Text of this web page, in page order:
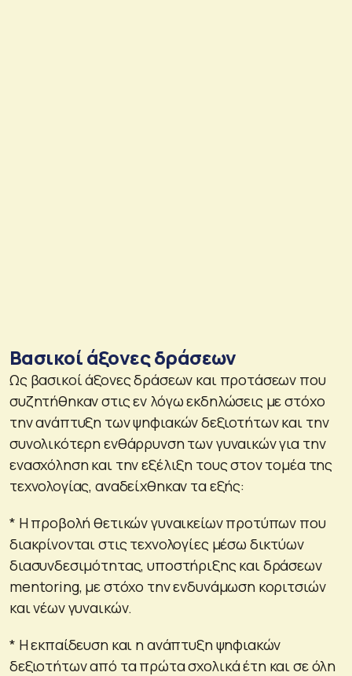
Βασικοί άξονες δράσεων
Ως βασικοί άξονες δράσεων και προτάσεων που
συζητήθηκαν στις εν λόγω εκδηλώσεις με στόχο
την ανάπτυξη των ψηφιακών δεξιοτήτων και την
συνολικότερη ενθάρρυνση των γυναικών για την
ενασχόληση και την εξέλιξη τους στον τομέα της
τεχνολογίας, αναδείχθηκαν τα εξής:
* H προβολή θετικών γυναικείων προτύπων που
διακρίνονται στις τεχνολογίες μέσω δικτύων
διασυνδεσιμότητας, υποστήριξης και δράσεων
mentoring, με στόχο την ενδυνάμωση κοριτσιών
και νέων γυναικών.
* Η εκπαίδευση και η ανάπτυξη ψηφιακών
δεξιοτήτων από τα πρώτα σχολικά έτη και σε όλη